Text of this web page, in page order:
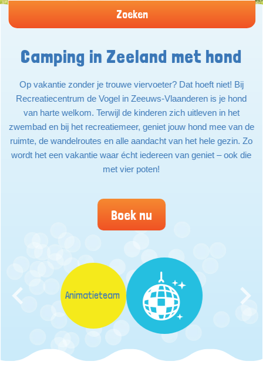
Zoeken
Camping in Zeeland met hond
Op vakantie zonder je trouwe viervoeter? Dat hoeft niet! Bij
Recreatiecentrum de Vogel in Zeeuws-Vlaanderen is je hond
van harte welkom. Terwijl de kinderen zich uitleven in het
zwembad en bij het recreatiemeer, geniet jouw hond mee van de
ruimte, de wandelroutes en alle aandacht van het hele gezin. Zo
wordt het een vakantie waar écht iedereen van geniet – ook die
met vier poten!
Boek nu
Animatieteam